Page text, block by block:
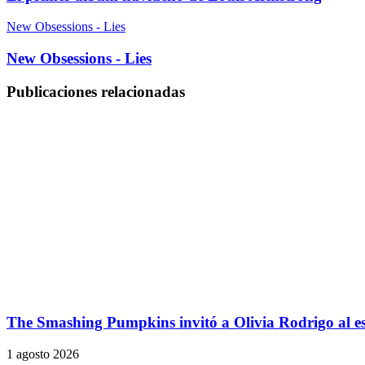
New Obsessions - Lies
New Obsessions - Lies
Publicaciones relacionadas
The Smashing Pumpkins invitó a Olivia Rodrigo al
1 agosto 2026